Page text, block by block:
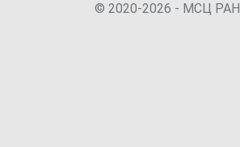
© 2020-2026 - МСЦ РАН